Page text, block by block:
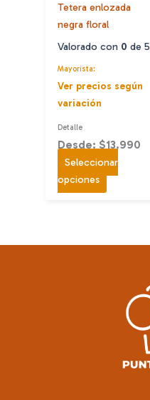
página
de
producto
Tetera enlozada
negra floral
Valorado con 0 de 5
Mayorista:
Ver precios según
variación
Detalle
Desde: $13.990
Seleccionar
opciones Este
producto
variantes.
pueden